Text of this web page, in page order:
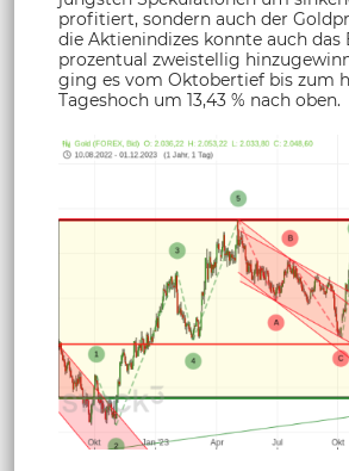
profitiert, sondern auch der
die Aktienindizes konnte auch das
prozentual zweistellig
ging es vom Oktobertief bis zum
Tageshoch um 13,43 % nach oben.